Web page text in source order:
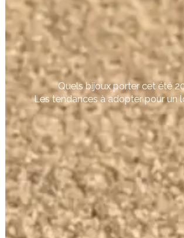
Quels bijoux porter cet été
Les tendances à adopter pour un